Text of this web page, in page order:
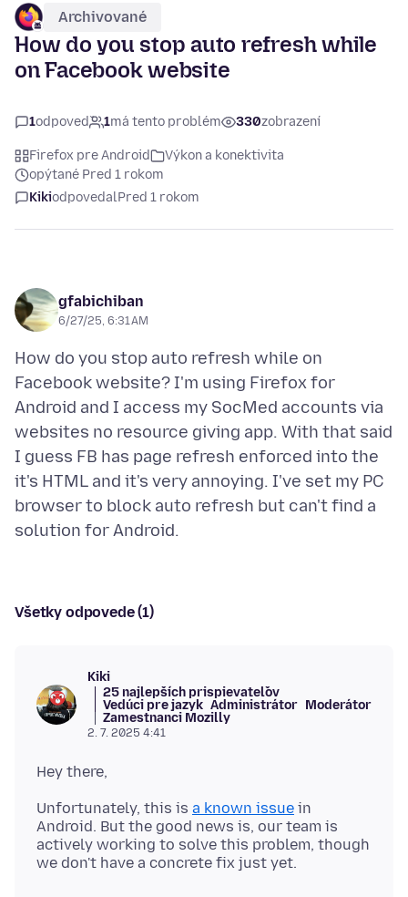
Archivované
How do you stop auto refresh while
on Facebook website
1odpoveď 1má tento problém 330zobrazení
Firefox pre Android
Výkon a konektivita
opýtané Pred 1 rokom
KikiodpovedalPred 1 rokom
gfabichiban
6/27/25, 6:31 AM
How do you stop auto refresh while on
Facebook website? I'm using Firefox for
Android and I access my SocMed accounts via
websites no resource giving app. With that said
I guess FB has page refresh enforced into the
it's HTML and it's very annoying. I've set my PC
browser to block auto refresh but can't find a
Všetky odpovede (1)
Kiki
25 najlepších prispievateľov
Vedúci pre jazyk Administrátor Moderátor
Zamestnanci Mozilly
2. 7. 2025 4:41
Unfortunately, this is a known issue in
Android. But the good news is, our team is
actively working to solve this problem, though